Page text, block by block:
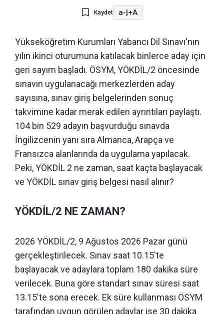
Kaydet a-|+A
Yükseköğretim Kurumları Yabancı Dil Sınavı'nın
yılın ikinci oturumuna katılacak binlerce aday için
geri sayım başladı. ÖSYM, YÖKDİL/2 öncesinde
sınavın uygulanacağı merkezlerden aday
sayısına, sınav giriş belgelerinden sonuç
takvimine kadar merak edilen ayrıntıları paylaştı.
104 bin 529 adayın başvurduğu sınavda
İngilizcenin yanı sıra Almanca, Arapça ve
Fransızca alanlarında da uygulama yapılacak.
Peki, YÖKDİL 2 ne zaman, saat kaçta başlayacak
ve YÖKDİL sınav giriş belgesi nasıl alınır?
YÖKDİL/2 NE ZAMAN?
2026 YÖKDİL/2, 9 Ağustos 2026 Pazar günü
gerçekleştirilecek. Sınav saat 10.15'te
başlayacak ve adaylara toplam 180 dakika süre
verilecek. Buna göre standart sınav süresi saat
13.15'te sona erecek. Ek süre kullanması ÖSYM
tarafından uygun görülen adaylar ise 30 dakika